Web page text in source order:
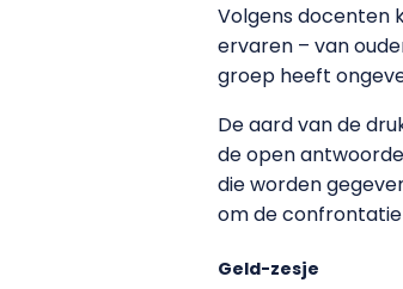
Volgens docenten
ervaren – van
groep heeft
De aard van de
de open
die worden
om de
Geld-zesje